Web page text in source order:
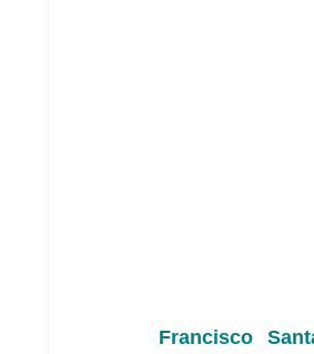
Francisco